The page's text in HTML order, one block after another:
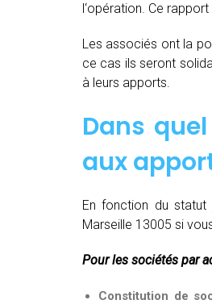
l‘opération. Ce
Les associés ont la
ce cas ils seront
à leurs apports.
Dans
aux
En fonction du
Marseille 13005 si
Pour les sociétés par
Constitution de